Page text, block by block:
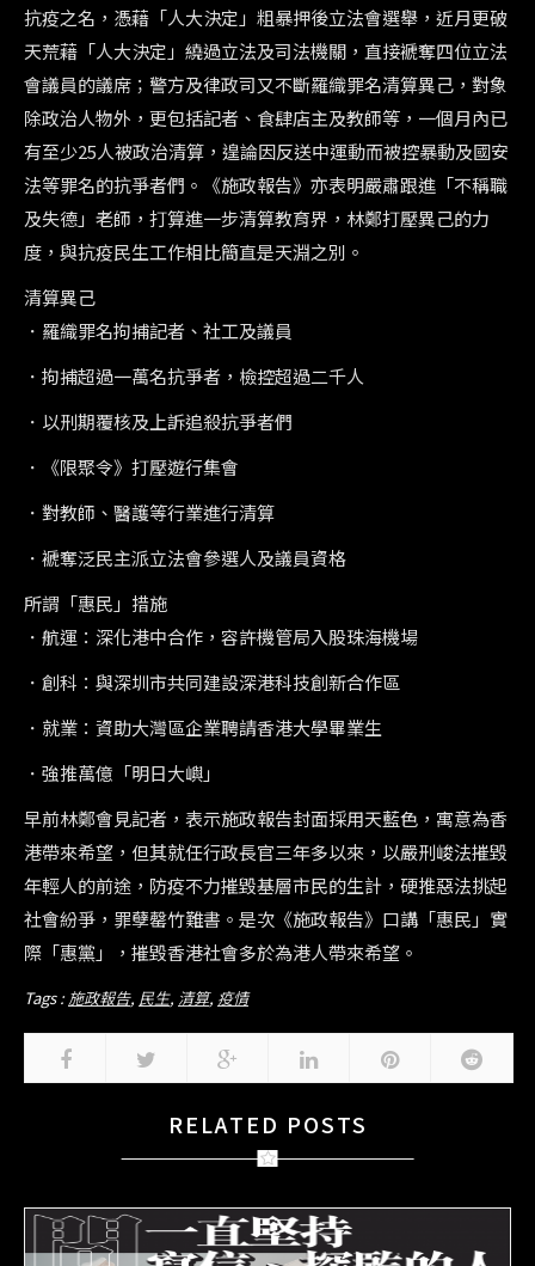
抗疫之名，憑藉「人大決定」粗暴押後立法會選舉，近月更破
天荒藉「人大決定」繞過立法及司法機關，直接褫奪四位立法
會議員的議席；警方及律政司又不斷羅織罪名清算異己，對象
除政治人物外，更包括記者、食肆店主及教師等，一個月內已
有至少25人被政治清算，遑論因反送中運動而被控暴動及國安
法等罪名的抗爭者們。《施政報告》亦表明嚴肅跟進「不稱職
及失德」老師，打算進一步清算教育界，林鄭打壓異己的力
度，與抗疫民生工作相比簡直是天淵之別。
清算異己
．羅織罪名拘捕記者、社工及議員
．拘捕超過一萬名抗爭者，檢控超過二千人
．以刑期覆核及上訴追殺抗爭者們
．《限聚令》打壓遊行集會
．對教師、醫護等行業進行清算
．褫奪泛民主派立法會參選人及議員資格
所謂「惠民」措施
．航運：深化港中合作，容許機管局入股珠海機場
．創科：與深圳市共同建設深港科技創新合作區
．就業：資助大灣區企業聘請香港大學畢業生
．強推萬億「明日大嶼」
早前林鄭會見記者，表示施政報告封面採用天藍色，寓意為香
港帶來希望，但其就任行政長官三年多以來，以嚴刑峻法摧毀
年輕人的前途，防疫不力摧毀基層市民的生計，硬推惡法挑起
社會紛爭，罪孽罄竹難書。是次《施政報告》口講「惠民」實
際「惠黨」，摧毀香港社會多於為港人帶來希望。
Tags :施政報告, 民生, 清算, 疫情
RELATED POSTS